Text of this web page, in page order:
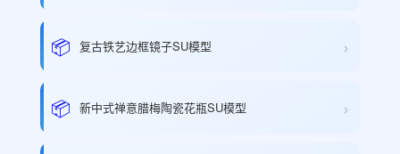
📦 复古铁艺边框镜子SU模型 ›
📦 新中式禅意腊梅陶瓷花瓶SU模型 ›